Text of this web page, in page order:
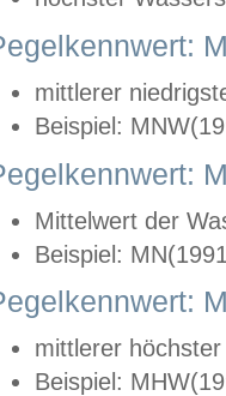
mittlerer
Beispiel:
Mittelwert der
Beispiel:
mittlerer
Beispiel: